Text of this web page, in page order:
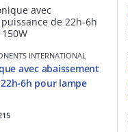
INTERNATIONAL
avec abaissement
6h pour lampe